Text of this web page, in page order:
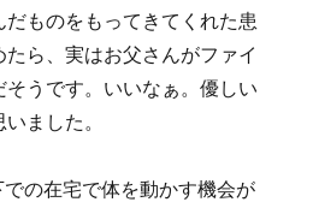
ものをもってきてくれた患
ら、実はお父さんがファイ
うです。いいなぁ。優しい
ました。
の在宅で体を動かす機会が